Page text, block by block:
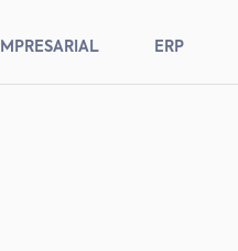
ERP